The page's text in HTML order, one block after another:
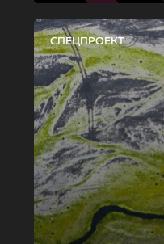
СПЕЦПРОЕКТ